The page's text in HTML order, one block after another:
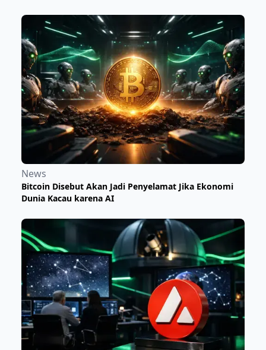
News
Bitcoin Disebut Akan Jadi Penyelamat Jika Ekonomi
Dunia Kacau karena AI